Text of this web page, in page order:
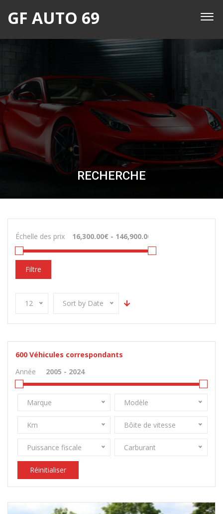
GF AUTO 69
RECHERCHE
Échelle des prix
Filtre
12 Sort by Date
600 Véhicules correspondants
Année
Marque Modèle
Km Bôite de vitesse
Puissance fiscale Carburant
Réinitialiser